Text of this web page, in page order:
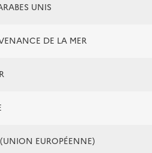
UNIS
DE LA MER
EUROPÉENNE)